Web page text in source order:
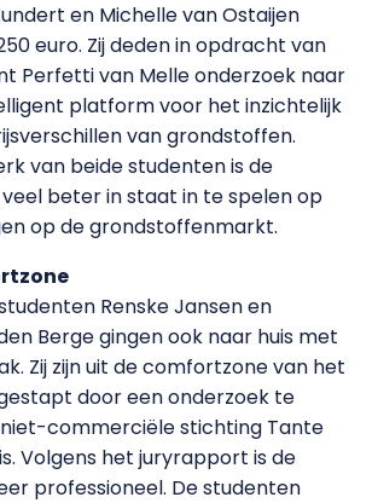
en Michelle van Ostaijen
euro. Zij deden in opdracht van
Perfetti van Melle onderzoek naar
platform voor het inzichtelijk
van grondstoffen.
van beide studenten is de
beter in staat in te spelen op
op de grondstoffenmarkt.
Renske Jansen en
Berge gingen ook naar huis met
Zij zijn uit de comfortzone van het
door een onderzoek te
commerciële stichting Tante
Volgens het juryrapport is de
professioneel. De studenten